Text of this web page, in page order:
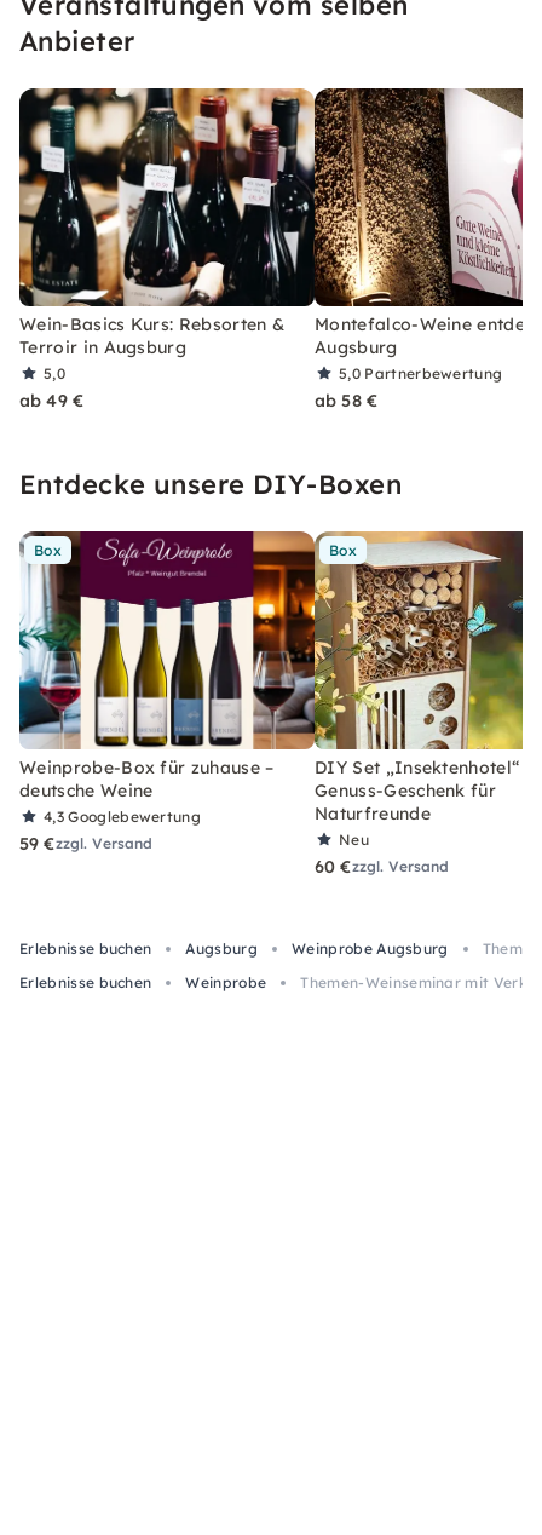
Anbieter
Wein-Basics Kurs: Rebsorten &
Terroir in Augsburg
5,0
ab 49 €
Montefalco-Weine
Augsburg
5,0 Partnerbewertung
ab 58 €
Entdecke unsere DIY-Boxen
Box
Weinprobe-Box für zuhause –
deutsche Weine
4,3Googlebewertung
59 €zzgl. Versand
Box
DIY Set „Insektenhotel“ –
Genuss-Geschenk für
Naturfreunde
Neu
60 €zzgl. Versand
Erlebnisse buchen Augsburg Weinprobe Augsburg
Erlebnisse buchen
Weinprobe Themen-Weinseminar mit